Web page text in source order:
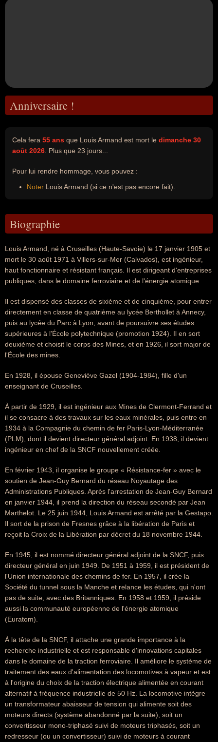
Anniversaire !
Cela fera 55 ans que Louis Armand est mort le dimanche 30
août 2026 . Plus que 23 jours...
Pour lui rendre hommage, vous pouvez :
Noter Louis Armand (si ce n'est pas encore fait).
Biographie
Louis Armand, né à Cruseilles (Haute-Savoie) le 17 janvier 1905 et
mort le 30 août 1971 à Villers-sur-Mer (Calvados), est ingénieur,
haut fonctionnaire et résistant français. Il est dirigeant d'entreprises
publiques, dans le domaine ferroviaire et de l'énergie atomique.
Il est dispensé des classes de sixième et de cinquième, pour entrer
directement en classe de quatrième au lycée Berthollet à Annecy,
puis au lycée du Parc à Lyon, avant de poursuivre ses études
supérieures à l'École polytechnique (promotion 1924). Il en sort
deuxième et choisit le corps des Mines, et en 1926, il sort major de
l'École des mines.
En 1928, il épouse Geneviève Gazel (1904-1984), fille d'un
enseignant de Cruseilles.
À partir de 1929, il est ingénieur aux Mines de Clermont-Ferrand et
il se consacre à des travaux sur les eaux minérales, puis entre en
1934 à la Compagnie du chemin de fer Paris-Lyon-Méditerranée
(PLM), dont il devient directeur général adjoint. En 1938, il devient
ingénieur en chef de la SNCF nouvellement créée.
En février 1943, il organise le groupe « Résistance-fer » avec le
soutien de Jean-Guy Bernard du réseau Noyautage des
Administrations Publiques. Après l'arrestation de Jean-Guy Bernard
en janvier 1944, il prend la direction du réseau secondé par Jean
Marthelot. Le 25 juin 1944, Louis Armand est arrêté par la Gestapo.
Il sort de la prison de Fresnes grâce à la libération de Paris et
reçoit la Croix de la Libération par décret du 18 novembre 1944.
En 1945, il est nommé directeur général adjoint de la SNCF, puis
directeur général en juin 1949. De 1951 à 1959, il est président de
l'Union internationale des chemins de fer. En 1957, il crée la
Société du tunnel sous la Manche et relance les études, qui n'ont
pas de suite, avec des Britanniques. En 1958 et 1959, il préside
aussi la communauté européenne de l'énergie atomique
(Euratom).
À la tête de la SNCF, il attache une grande importance à la
recherche industrielle et est responsable d'innovations capitales
dans le domaine de la traction ferroviaire. Il améliore le système de
traitement des eaux d'alimentation des locomotives à vapeur et est
à l'origine du choix de la traction électrique alimentée en courant
alternatif à fréquence industrielle de 50 Hz. La locomotive intègre
un transformateur abaisseur de tension qui alimente soit des
moteurs directs (système abandonné par la suite), soit un
convertisseur mono-triphasé suivi de moteurs triphasés, soit un
redresseur (ou un convertisseur) suivi de moteurs à courant